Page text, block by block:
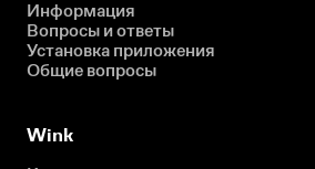
Информация
Вопросы и ответы
Установка приложения
Общие вопросы
Wink